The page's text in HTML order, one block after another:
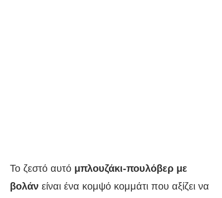
Το ζεστό αυτό μπλουζάκι-πουλόβερ με
βολάν είναι ένα κομψό κομμάτι που αξίζει να